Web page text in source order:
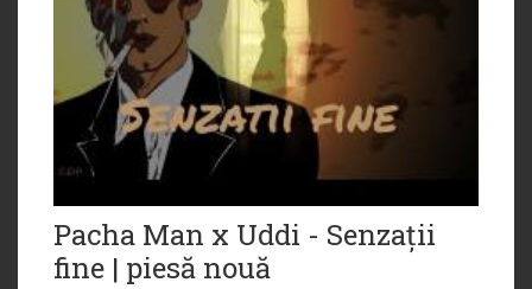
Pacha Man x Uddi - Senzații
fine | piesă nouă